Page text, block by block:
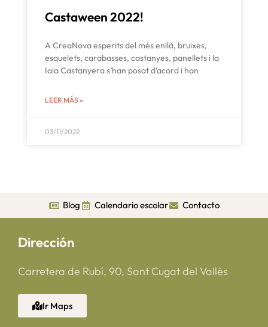
Castaween 2022!
A CreaNova esperits del més enllà, bruixes,
esquelets, carabasses, castanyes, panellets i la
Iaia Castanyera s’han posat d’acord i han
LEER MÁS »
03/11/2022
Blog Calendario escolar Contacto
Dirección
Carretera de Rubí, 90, Sant Cugat del Vallès
Ir Maps